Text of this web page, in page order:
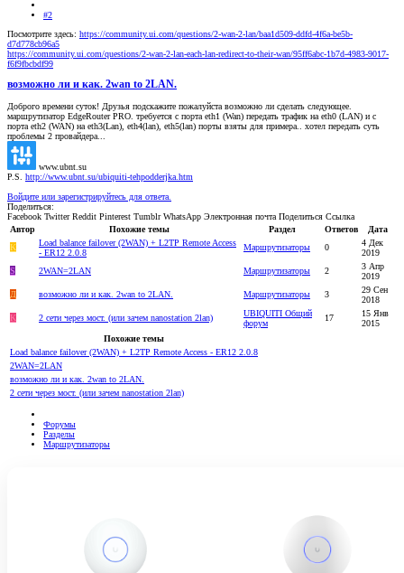
#2
Посмотрите здесь: https://community.ui.com/questions/2-wan-2-lan/baa1d509-ddfd-4f6a-be5b-
d7d778cb96a5
https://community.ui.com/questions/2-wan-2-lan-each-lan-redirect-to-their-wan/95ff6abc-1b7d-4983-9017-
f6f9fbcbdf99
возможно ли и как. 2wan to 2LAN.
Доброго времени суток! Друзья подскажите пожалуйста возможно ли сделать следующее.
маршрутизатор EdgeRouter PRO. требуется с порта eth1 (Wan) передать трафик на eth0 (LAN) и с
порта eth2 (WAN) на eth3(Lan), eth4(lan), eth5(lan) порты взяты для примера.. хотел передать суть
проблемы 2 провайдера...
www.ubnt.su
P.S. http://www.ubnt.su/ubiquiti-tehpodderjka.htm
Войдите или зарегистрируйтесь для ответа.
Поделиться:
Facebook Twitter Reddit Pinterest Tumblr WhatsApp Электронная почта Поделиться Ссылка
Автор
Похожие темы Раздел Ответов
Дата
K
Load balance failover (2WAN) + L2TP Remote Access
- ER12 2.0.8
Маршрутизаторы 0
4 Дек
2019
S
2WAN=2LAN Маршрутизаторы 2
3 Апр
2019
Д
возможно ли и как. 2wan to 2LAN. Маршрутизаторы 3
29 Сен
2018
K
2 сети через мост. (или зачем nanostation 2lan)
UBIQUITI Общий
форум
17
15 Янв
2015
Похожие темы
Load balance failover (2WAN) + L2TP Remote Access - ER12 2.0.8
2WAN=2LAN
возможно ли и как. 2wan to 2LAN.
2 сети через мост. (или зачем nanostation 2lan)
Форумы
Разделы
Маршрутизаторы